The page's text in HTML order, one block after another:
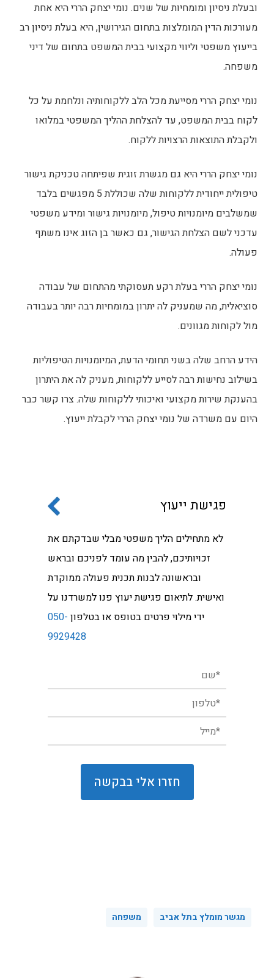
ובעלת ניסיון ומומחיות של שנים. נומי יצחק הררי היא אחת
מעורכות הדין המומלצות בתחום הגירושין, היא בעלת ניסיון רב
בייעוץ משפטי וליווי מקצועי בבית המשפט בתחום של דיני
משפחה.
נומי יצחק הררי מסייעת מכל הלב ללקוחותיה ונלחמת על כל
לקוח בבית המשפט, עד להצלחת ההליך המשפטי במלואו
ולקבלת התוצאות הרצויות ללקוח.
נומי יצחק הררי היא גם מגשרת זוגית שפיתחה טכניקת גישור
טיפולית ייחודית ללקוחות שלה שכוללת 5 מפגשים בלבד
שמשלבים מיומנויות טיפול, מיומנויות גישור ומידע משפטי
עדכני לשם הצלחת הגישור, גם כאשר בן הזוג אינו משתף
פעולה.
נומי יצחק הררי בעלת רקע תעסוקתי מהתחום של עבודה
סוציאלית, מה שמעניק לה יתרון במומחיות רבה יותר בעבודה
מול לקוחות מגוונים.
הידע הרחב שלה בשני תחומי הדעת, המיומנויות הטיפוליות
בשילוב נחישות רבה לסייע ללקוחות, מעניק לה את היתרון
בהענקת שירות מקצועי ואיכותי ללקוחות שלה. צרו קשר כבר
היום עם משרדה של נומי יצחק הררי לקבלת ייעוץ.
פגישת ייעוץ
לא מתחילים הליך משפטי מבלי שבדקתם את
זכויותיכם, להבין מה עומד לפניכם ובראש
ובראשונה לבנות תכנית פעולה ממוקדת
ואישית. לתיאום פגישת יעוץ פנו למשרדנו על
ידי מילוי פרטים בטופס או בטלפון 050-
9929428
מגשר מומלץ בתל אביב משפחה